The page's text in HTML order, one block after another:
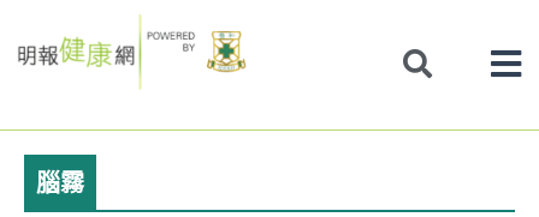
to
腦霧